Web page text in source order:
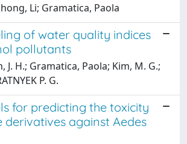
Li; Gramatica, Paola
of water quality indices
pollutants
J. H.; Gramatica, Paola; Kim, M. G.;
P. G.
for predicting the toxicity
derivatives against Aedes